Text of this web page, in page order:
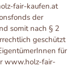
fair-kaufen.at
der
somit nach § 2
geschützt
für
www.holz-fair-